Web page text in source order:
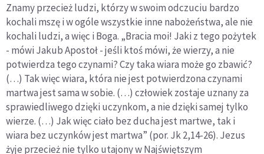
Znamy przecież ludzi, którzy w swoim odczuciu bardzo
kochali mszę i w ogóle wszystkie inne nabożeństwa, ale nie
kochali ludzi, a więc i Boga. „Bracia moi! Jaki z tego pożytek
- mówi Jakub Apostoł - jeśli ktoś mówi, że wierzy, a nie
potwierdza tego czynami? Czy taka wiara może go zbawić?
(…) Tak więc wiara, która nie jest potwierdzona czynami
martwa jest sama w sobie. (…) człowiek zostaje uznany za
sprawiedliwego dzięki uczynkom, a nie dzięki samej tylko
wierze. (…) Jak więc ciało bez ducha jest martwe, tak i
wiara bez uczynków jest martwa” (por. Jk 2,14-26). Jezus
żyje przecież nie tylko utajony w Najświętszym